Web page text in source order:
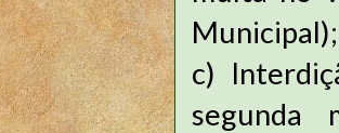
Municipal);
c)
segunda